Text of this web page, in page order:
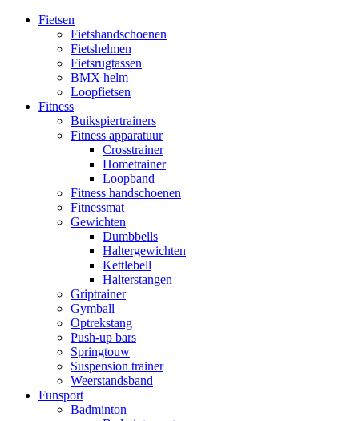
Fietsen
Fietshandschoenen
Fietshelmen
Fietsrugtassen
BMX helm
Loopfietsen
Fitness
Buikspiertrainers
Fitness apparatuur
Crosstrainer
Hometrainer
Loopband
Fitness handschoenen
Fitnessmat
Gewichten
Dumbbells
Haltergewichten
Kettlebell
Halterstangen
Griptrainer
Gymball
Optrekstang
Push-up bars
Springtouw
Suspension trainer
Weerstandsband
Funsport
Badminton